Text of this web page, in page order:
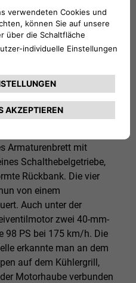
Modellpflege nach
T.I. Super durchgeführt.
Alfa Romeo die
Limousine 1600 T.I.
innen und außen eleganter
mehr Chrom, stärker
Armaturenbrett mit
Schalthebelgetriebe,
Rückbank. Die vier
von einem
Auch unter der
zwei 40-mm-
98 PS bei 175 km/h. Die
erkannte man an dem
auf dem Kühlergrill,
Motorhaube verbunden